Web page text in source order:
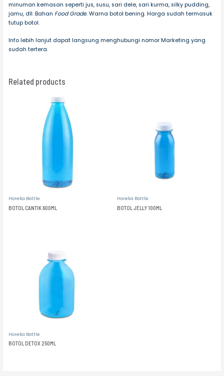
minuman kemasan seperti jus, susu, sari dele, sari kurma, silky pudding,
jamu, dll. Bahan Food Grade. Warna botol bening. Harga sudah termasuk
tutup botol.
Info lebih lanjut dapat langsung menghubungi nomor Marketing yang
sudah tertera.
Related products
Horeka Bottle
BOTOL CANTIK 600ML
Horeka Bottle
BOTOL JELLY 100ML
Horeka Bottle
BOTOL DETOX 250ML